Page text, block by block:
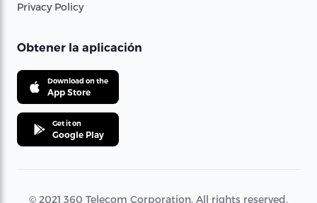
Privacy Policy
Obtener la aplicación
Download on the
App Store
Get it on
Google Play
© 2021 360 Telecom Corporation. All rights reserved.